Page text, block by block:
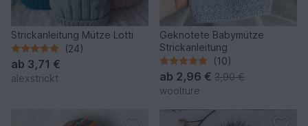
Strickanleitung Mütze Lotti
(24)
ab 3,71 €
alexstrickt
Geknotete Babymütze
Strickanleitung
(10)
ab 2,96 € 3,90 €
woolture